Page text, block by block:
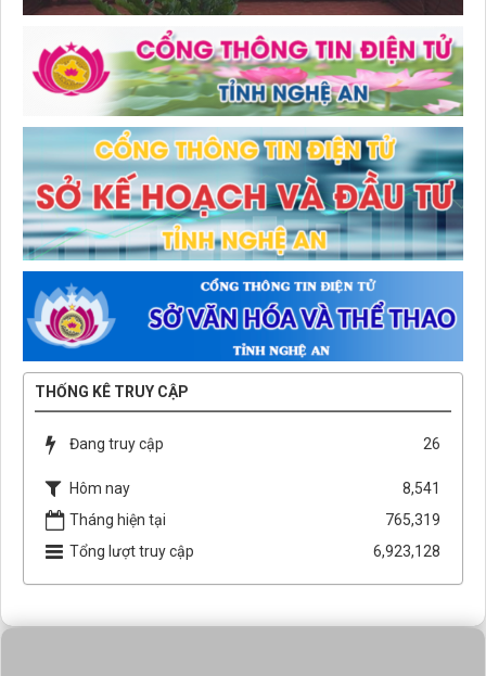
THỐNG KÊ TRUY CẬP
Đang truy cập 26
Hôm nay
8,541
Tháng hiện tại
765,319
Tổng lượt truy cập
6,923,128